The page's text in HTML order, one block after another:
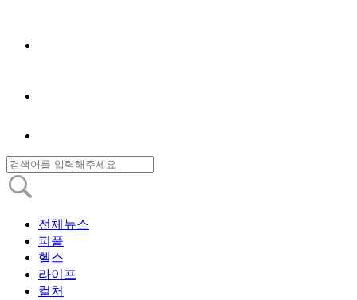
전체뉴스
피플
헬스
라이프
컬처